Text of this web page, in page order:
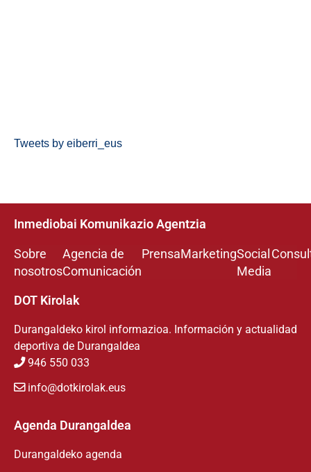
Tweets by eiberri_eus
Inmediobai Komunikazio Agentzia
Sobre
nosotros
Agencia de
Comunicación
PrensaMarketingSocial
Media
DOT Kirolak
Durangaldeko kirol informazioa. Información y actualidad
deportiva de Durangaldea
946 550 033
info@dotkirolak.eus
Agenda Durangaldea
Durangaldeko agenda